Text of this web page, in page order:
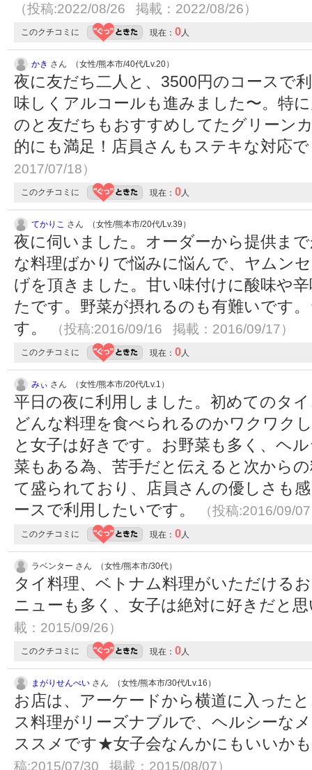
（投稿:2022/08/26 掲載：2022/08/26）
このクチコミに 現在： 0 人
かき さん （女性/熊本市/40代/Lv.20）
夜に友だち二人と、3500円のコースで
味しくアルコールも進みました〜。特
のと友だちもおすすめしてたグリーン
的にも満足！店員さんもステキな対応
2017/07/18）
このクチコミに 現在： 0 人
てかりこ さん （女性/熊本市/20代/Lv.39）
夜に伺いました。オーダーから提供ま
な料理ばかりで悩みに悩んで、ヤムン
げを頂きました。甘い味付けに酸味や
たです。野菜が摂れるのも有難いです
す。
（投稿:2016/09/16 掲載：2016/09/17）
このクチコミに 現在： 0 人
みぃ さん （女性/熊本市/20代/Lv.1）
平日の夜に利用しました。初めてのタ
どんな料理を食べられるのかワクワク
と女子は好きです。お野菜も多く、ヘ
菜もある為、苦手だと伝えると次から
て盛られており、店員さんの優しさも
ースで利用したいです。
（投稿:2016/09/
このクチコミに 現在： 0 人
ラベンター さん （女性/熊本市/30代）
タイ料理、ベトナム料理がいただける
ニューも多く、女子は絶対に好きだと
載：2015/09/26）
このクチコミに 現在： 0 人
まがりせんべい さん （女性/熊本市/30代/Lv.16）
お店は、アーケードから横道に入った
ス料理がリーズナブルで、ヘルシーな
ススメです★女子会なんかにもいいか
稿:2015/07/30 掲載：2015/08/07）